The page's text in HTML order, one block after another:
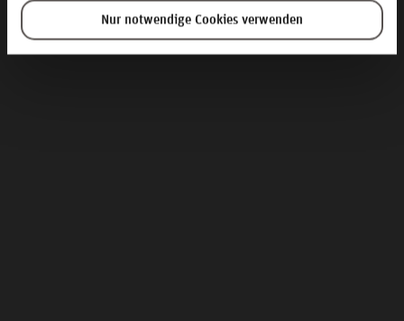
Nur notwendige Cookies verwenden